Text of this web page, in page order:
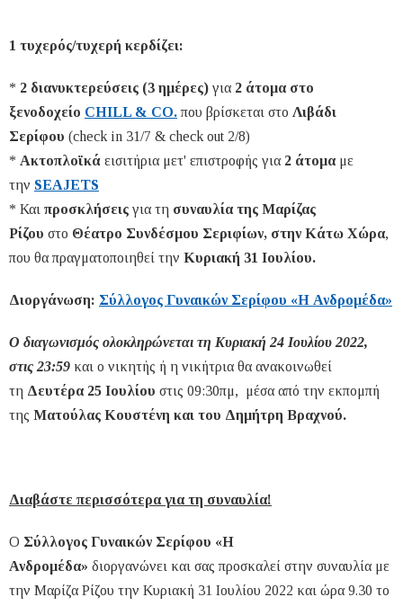
1 τυχερός/τυχερή κερδίζει:
* 2 διανυκτερεύσεις (3 ημέρες) για 2 άτομα στο
ξενοδοχείο CHILL & CΟ. που βρίσκεται στο Λιβάδι
Σερίφου (check in 31/7 & check out 2/8)
* Ακτοπλοϊκά εισιτήρια μετ' επιστροφής για 2 άτομα με
την SEAJETS
* Και προσκλήσεις για τη συναυλία της Μαρίζας
Ρίζου στο Θέατρο Συνδέσμου Σεριφίων, στην Κάτω Χώρα,
που θα πραγματοποιηθεί την Κυριακή 31 Ιουλίου.
Διοργάνωση: Σύλλογος Γυναικών Σερίφου «Η Ανδρομέδα»
Ο διαγωνισμός ολοκληρώνεται τη Κυριακή 24 Ιουλίου 2022,
στις 23:59 και ο νικητής ή η νικήτρια θα ανακοινωθεί
τη Δευτέρα 25 Ιουλίου στις 09:30πμ, μέσα από την εκπομπή
της Ματούλας Κουστένη και του Δημήτρη Βραχνού.
Διαβάστε περισσότερα για τη συναυλία!
Ο Σύλλογος Γυναικών Σερίφου «Η
Ανδρομέδα» διοργανώνει και σας προσκαλεί στην συναυλία με
την Μαρίζα Ρίζου την Κυριακή 31 Ιουλίου 2022 και ώρα 9.30 το